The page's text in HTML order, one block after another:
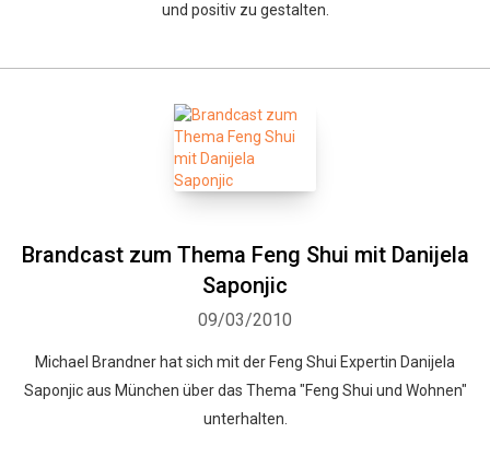
und positiv zu gestalten.
Brandcast zum Thema Feng Shui mit Danijela
Saponjic
09/03/2010
Michael Brandner hat sich mit der Feng Shui Expertin Danijela
Saponjic aus München über das Thema "Feng Shui und Wohnen"
unterhalten.